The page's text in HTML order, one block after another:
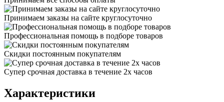
Принимаем заказы на сайте круглосуточно
Профессиональная помощь в подборе товаров
Скидки постоянным покупателям
Супер срочная доставка в течение 2х часов
Характеристики